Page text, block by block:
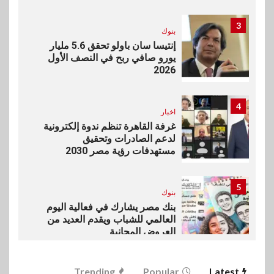
3
بنوك
إنتيسا سان باولو تحقق 5.6 مليار
يورو صافي ربح في النصف الأول
2026
4
اخبار
غرفة القاهرة تنظم ندوة إلكترونية
لدعم الصادرات وتحقيق
مستهدفات رؤية مصر 2030
5
بنوك
بنك مصر يشارك في فعالية اليوم
العالمي للشباب ويقدم العديد من
العروض المجانية
6
Latest
Popular
Trending